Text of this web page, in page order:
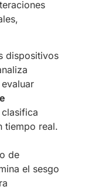
dispositivos
tiempo real.
de
el sesgo